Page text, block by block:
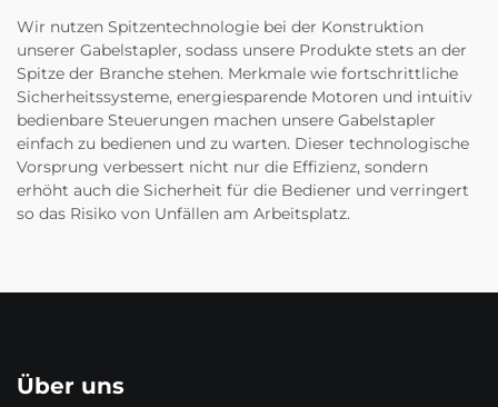
Wir nutzen Spitzentechnologie bei der Konstruktion
unserer Gabelstapler, sodass unsere Produkte stets an der
Spitze der Branche stehen. Merkmale wie fortschrittliche
Sicherheitssysteme, energiesparende Motoren und intuitiv
bedienbare Steuerungen machen unsere Gabelstapler
einfach zu bedienen und zu warten. Dieser technologische
Vorsprung verbessert nicht nur die Effizienz, sondern
erhöht auch die Sicherheit für die Bediener und verringert
so das Risiko von Unfällen am Arbeitsplatz.
Über uns